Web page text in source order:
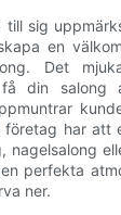
till sig
en
Det
få din salong
har att
nagelsalong
perfekta
ner.